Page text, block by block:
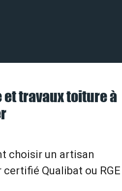
et travaux toiture à
choisir un artisan
certifié Qualibat ou RGE